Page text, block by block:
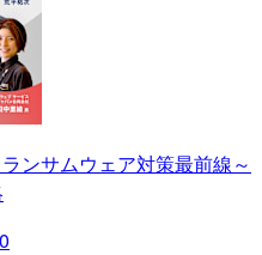
ンサムウェア対策最前線～